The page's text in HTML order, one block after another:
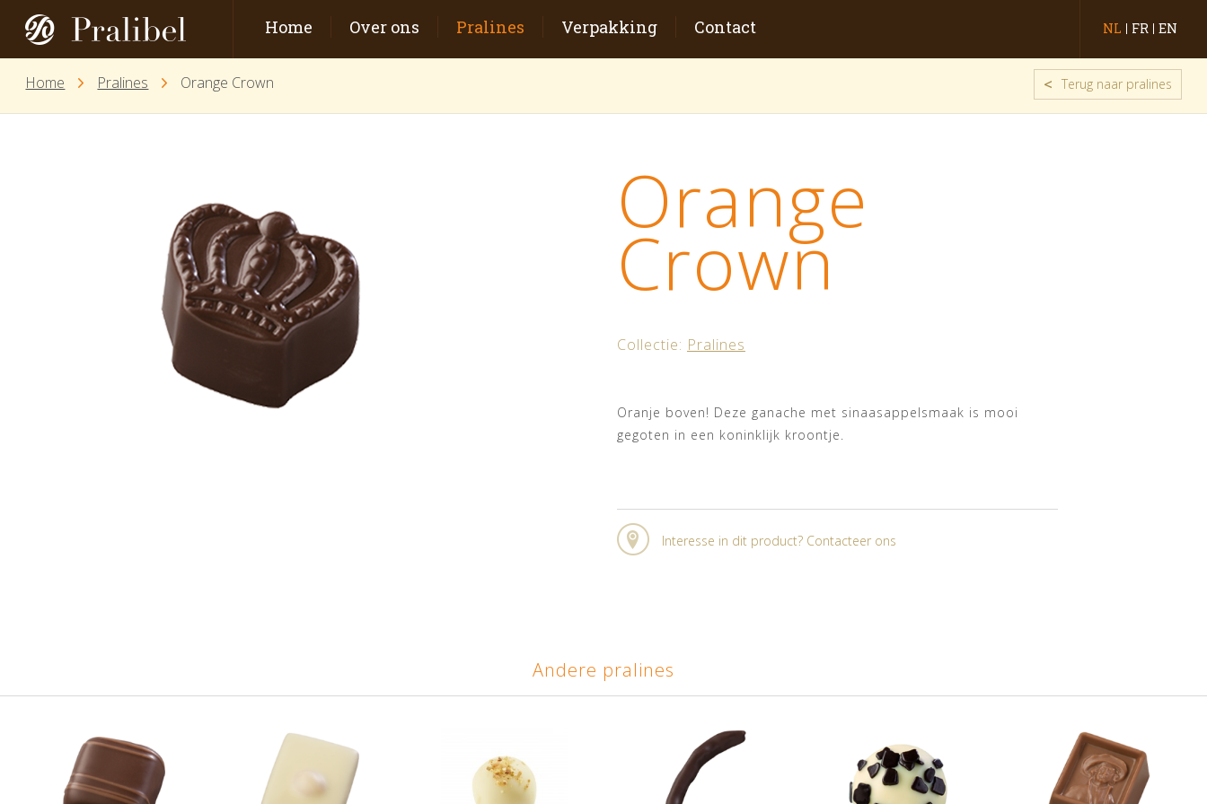
Home Over ons Pralines Verpakking Contact NL FR EN
Home Pralines Orange Crown < Terug naar pralines
Orange
Crown
Collectie: Pralines
Oranje boven! Deze ganache met sinaasappelsmaak is mooi
gegoten in een koninklijk kroontje.
Interesse in dit product? Contacteer ons
Andere pralines